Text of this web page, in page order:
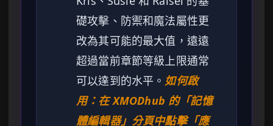
礎攻擊、防禦和魔法屬性更
改為其可能的最大值，遠遠
超過當前章節等級上限通常
可以達到的水平。如何啟
用：在 XMODhub 的「記憶
體編輯器」分頁中點擊「應